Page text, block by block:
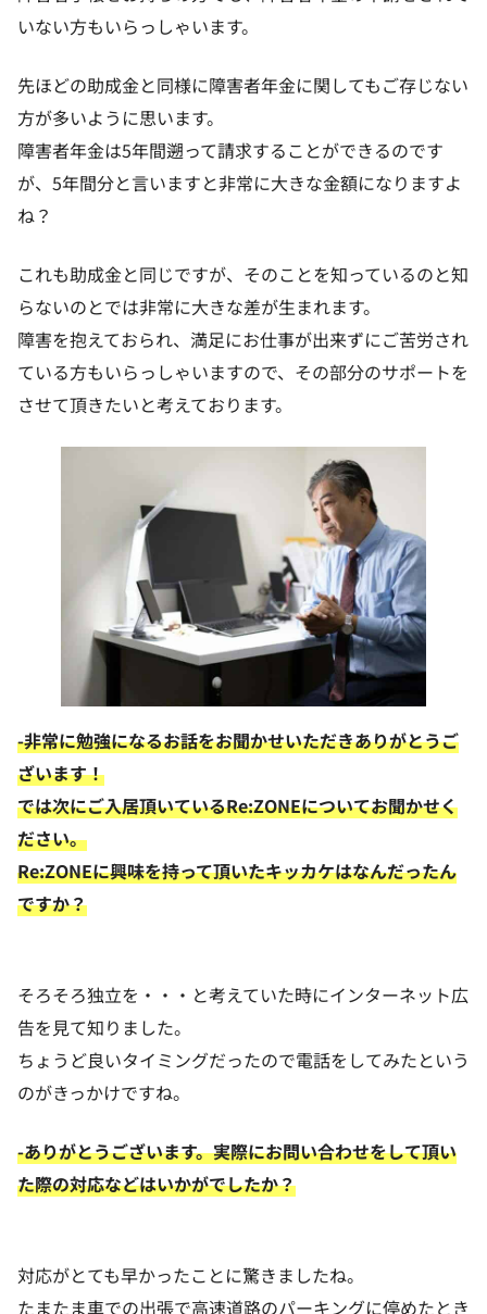
いない方もいらっしゃいます。
先ほどの助成金と同様に障害者年金に関してもご存じない
方が多いように思います。
障害者年金は5年間遡って請求することができるのです
が、5年間分と言いますと非常に大きな金額になりますよ
ね？
これも助成金と同じですが、そのことを知っているのと知
らないのとでは非常に大きな差が生まれます。
障害を抱えておられ、満足にお仕事が出来ずにご苦労され
ている方もいらっしゃいますので、その部分のサポートを
させて頂きたいと考えております。
-非常に勉強になるお話をお聞かせいただきありがとうご
ざいます！
では次にご入居頂いているRe:ZONEについてお聞かせく
ださい。
Re:ZONEに興味を持って頂いたキッカケはなんだったん
ですか？
そろそろ独立を・・・と考えていた時にインターネット広
告を見て知りました。
ちょうど良いタイミングだったので電話をしてみたという
のがきっかけですね。
-ありがとうございます。実際にお問い合わせをして頂い
た際の対応などはいかがでしたか？
対応がとても早かったことに驚きましたね。
たまたま車での出張で高速道路のパーキングに停めたとき